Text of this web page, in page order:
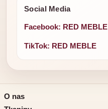
Social Media
Facebook: RED MEBLE
TikTok: RED MEBLE
O nas